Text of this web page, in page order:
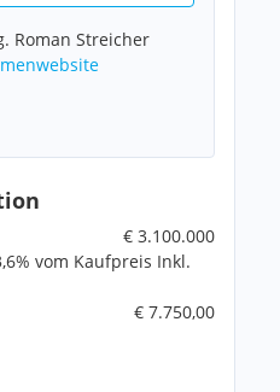
Roman Streicher
€ 3.100.000
vom Kaufpreis Inkl.
€ 7.750,00